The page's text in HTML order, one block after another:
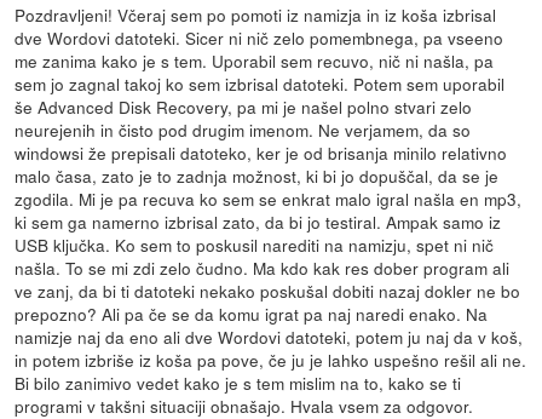
Pozdravljeni! Včeraj sem po pomoti iz namizja in iz koša izbrisal
dve Wordovi datoteki. Sicer ni nič zelo pomembnega, pa vseeno
me zanima kako je s tem. Uporabil sem recuvo, nič ni našla, pa
sem jo zagnal takoj ko sem izbrisal datoteki. Potem sem uporabil
še Advanced Disk Recovery, pa mi je našel polno stvari zelo
neurejenih in čisto pod drugim imenom. Ne verjamem, da so
windowsi že prepisali datoteko, ker je od brisanja minilo relativno
malo časa, zato je to zadnja možnost, ki bi jo dopuščal, da se je
zgodila. Mi je pa recuva ko sem se enkrat malo igral našla en mp3,
ki sem ga namerno izbrisal zato, da bi jo testiral. Ampak samo iz
USB ključka. Ko sem to poskusil narediti na namizju, spet ni nič
našla. To se mi zdi zelo čudno. Ma kdo kak res dober program ali
ve zanj, da bi ti datoteki nekako poskušal dobiti nazaj dokler ne bo
prepozno? Ali pa če se da komu igrat pa naj naredi enako. Na
namizje naj da eno ali dve Wordovi datoteki, potem ju naj da v koš,
in potem izbriše iz koša pa pove, če ju je lahko uspešno rešil ali ne.
Bi bilo zanimivo vedet kako je s tem mislim na to, kako se ti
programi v takšni situaciji obnašajo. Hvala vsem za odgovor.